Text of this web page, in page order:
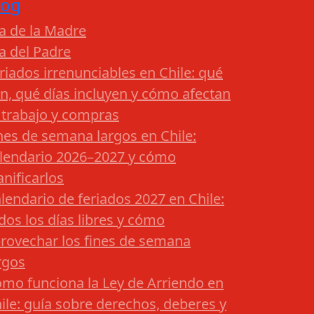
de la Madre
del Padre
irrenunciables en Chile: qué
qué días incluyen y cómo afectan
y compras
de semana largos en Chile:
2026–2027 y cómo
de feriados 2027 en Chile:
los días libres y cómo
los fines de semana
funciona la Ley de Arriendo en
guía sobre derechos, deberes y